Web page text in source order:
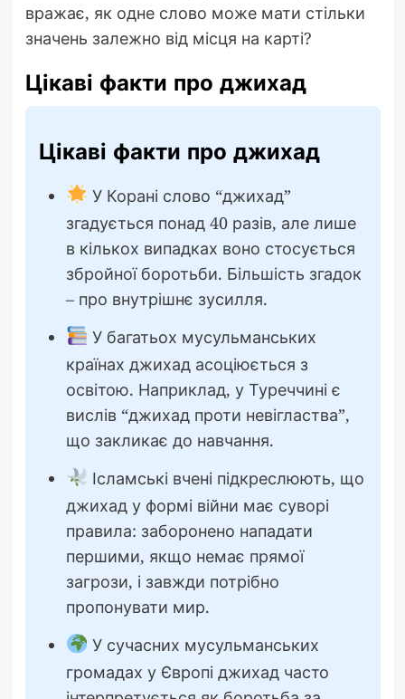
вражає, як одне слово може мати стільки
значень залежно від місця на карті?
Цікаві факти про джихад
Цікаві факти про джихад
У Корані слово “джихад”
згадується понад 40 разів, але лише
в кількох випадках воно стосується
збройної боротьби. Більшість згадок
– про внутрішнє зусилля.
У багатьох мусульманських
країнах джихад асоціюється з
освітою. Наприклад, у Туреччині є
вислів “джихад проти невігластва”,
що закликає до навчання.
Ісламські вчені підкреслюють, що
джихад у формі війни має суворі
правила: заборонено нападати
першими, якщо немає прямої
загрози, і завжди потрібно
пропонувати мир.
У сучасних мусульманських
громадах у Європі джихад часто